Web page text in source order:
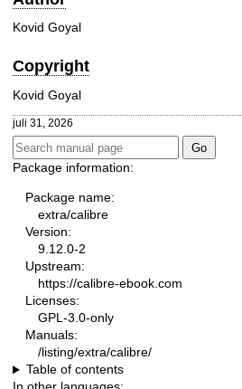
Kovid Goyal
Copyright
Kovid Goyal
juli 31, 2026
Package information:
Package name:
extra/calibre
Version:
9.12.0-2
Upstream:
https://calibre-ebook.com
Licenses:
GPL-3.0-only
Manuals:
/listing/extra/calibre/
Table of contents